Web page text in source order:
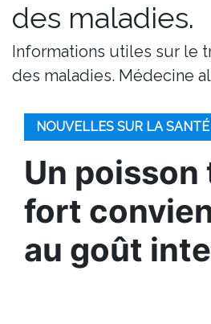
des maladies.
Informations utiles sur le
des maladies. Médecine
NOUVELLES SUR LA SANTÉ
Un poisson
fort
au goût